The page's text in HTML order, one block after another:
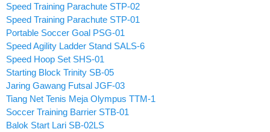
Speed Training Parachute STP-02
Speed Training Parachute STP-01
Portable Soccer Goal PSG-01
Speed Agility Ladder Stand SALS-6
Speed Hoop Set SHS-01
Starting Block Trinity SB-05
Jaring Gawang Futsal JGF-03
Tiang Net Tenis Meja Olympus TTM-1
Soccer Training Barrier STB-01
Balok Start Lari SB-02LS